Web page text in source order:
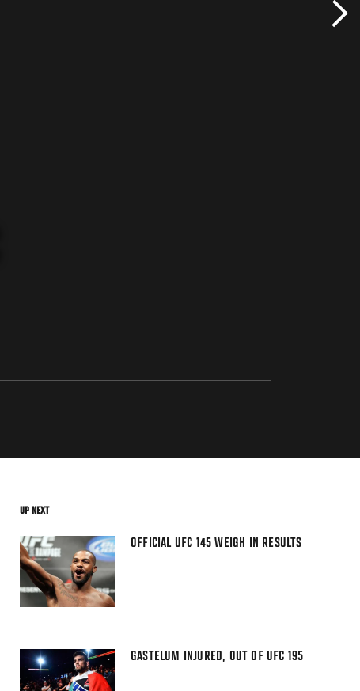
UP NEXT
OFFICIAL UFC 145 WEIGH IN RESULTS
GASTELUM INJURED, OUT OF UFC 195